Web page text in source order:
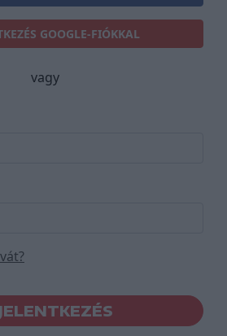
GOOGLE-FIÓKKAL
vagy